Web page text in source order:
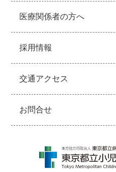
医療関係者の方へ
採用情報
交通アクセス
お問合せ